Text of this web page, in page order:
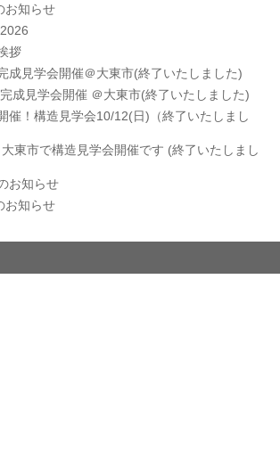
お知らせ
拶
成見学会開催＠大東市(終了いたしました)
成見学会開催 ＠大東市(終了いたしました)
催！構造見学会10/12(日)（終了いたしまし
東市で構造見学会開催です (終了いたしまし
お知らせ
お知らせ